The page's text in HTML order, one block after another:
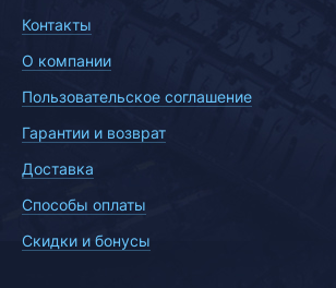
Контакты
О компании
Пользовательское соглашение
Гарантии и возврат
Доставка
Способы оплаты
Скидки и бонусы